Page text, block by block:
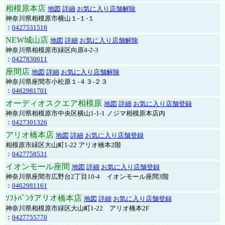
相模原本店 地図 詳細 お気に入り店舗解除
神奈川県相模原市横山１-１-１
： 0427531516
NEW城山店 地図 詳細 お気に入り店舗解除
神奈川県相模原市緑区向原4-2-3
： 0427830611
座間店 地図 詳細 お気に入り店舗解除
神奈川県座間市小松原１-４３-２３
： 0462981701
オーディオスクエア相模原 地図 詳細 お気に入り店舗登録
神奈川県相模原市中央区横山1-1-1 ノジマ相模原本店内
： 0427301326
アリオ橋本店 地図 詳細 お気に入り店舗登録
相模原市緑区大山町1-22 アリオ橋本2階
： 0427758531
イオンモール座間 地図 詳細 お気に入り店舗登録
神奈川県座間市広野台2丁目10-4 イオンモール座間3階
： 0462981161
ｿﾌﾄﾊﾞﾝｸアリオ橋本店 地図 詳細 お気に入り店舗登録
神奈川県相模原市緑区大山町1-22 アリオ橋本2F
： 0427755770